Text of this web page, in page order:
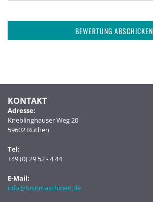
BEWERTUNG ABSCHICKEN
KONTAKT
Adresse:
Kneblinghauser Weg 20
59602 Rüthen
Tel:
+49 (0) 29 52 - 4 44
E-Mail:
info@brutmaschinen.de